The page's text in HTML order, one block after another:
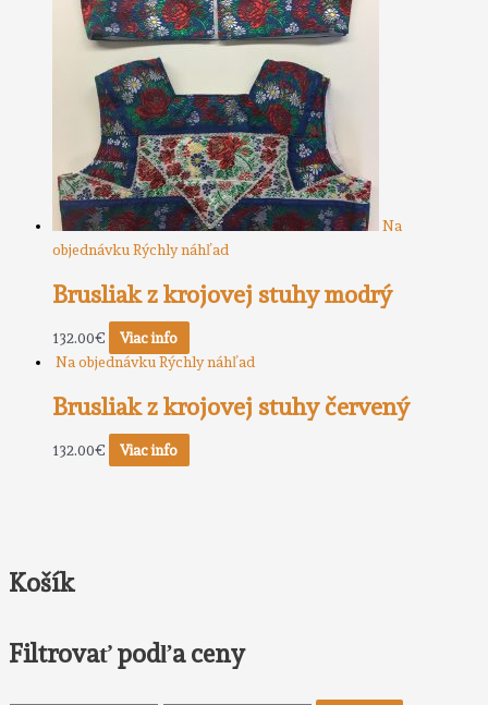
Košík
Filtrovať podľa ceny
Na
objednávku Rýchly náhľad
Brusliak z krojovej stuhy modrý
132.00€
Viac info
Na objednávku Rýchly náhľad
Brusliak z krojovej stuhy červený
132.00€ Viac info